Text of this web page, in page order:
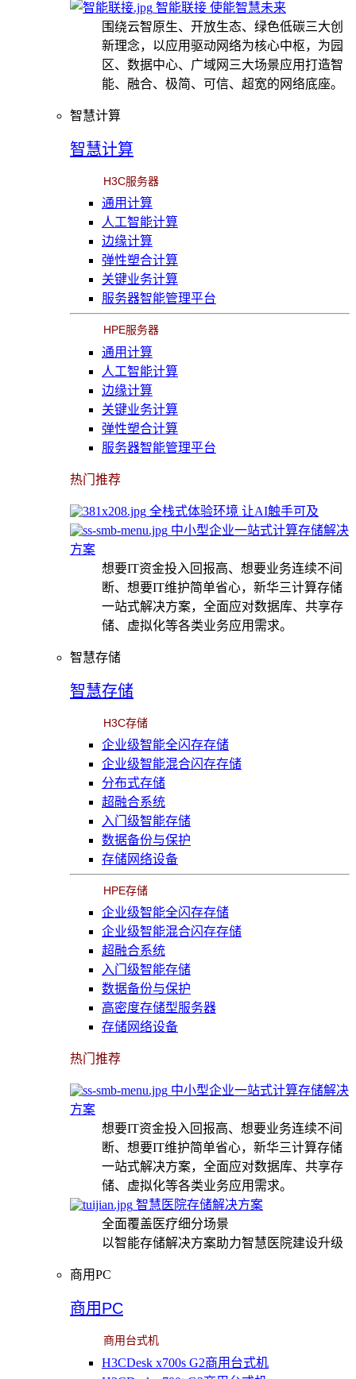
智能联接 使能智慧未来
围绕云智原生、开放生态、绿色低碳三大创
新理念，以应用驱动网络为核心中枢，为园
区、数据中心、广域网三大场景应用打造智
能、融合、极简、可信、超宽的网络底座。
智慧计算
智慧计算
H3C服务器
通用计算
人工智能计算
边缘计算
弹性塑合计算
关键业务计算
服务器智能管理平台
HPE服务器
通用计算
人工智能计算
边缘计算
关键业务计算
弹性塑合计算
服务器智能管理平台
热门推荐
全栈式体验环境 让AI触手可及
中小型企业一站式计算存储解决
方案
想要IT资金投入回报高、想要业务连续不间
断、想要IT维护简单省心，新华三计算存储
一站式解决方案，全面应对数据库、共享存
储、虚拟化等各类业务应用需求。
智慧存储
智慧存储
H3C存储
企业级智能全闪存存储
企业级智能混合闪存存储
分布式存储
超融合系统
入门级智能存储
数据备份与保护
存储网络设备
HPE存储
企业级智能全闪存存储
企业级智能混合闪存存储
超融合系统
入门级智能存储
数据备份与保护
高密度存储型服务器
存储网络设备
热门推荐
中小型企业一站式计算存储解决
方案
想要IT资金投入回报高、想要业务连续不间
断、想要IT维护简单省心，新华三计算存储
一站式解决方案，全面应对数据库、共享存
储、虚拟化等各类业务应用需求。
智慧医院存储解决方案
全面覆盖医疗细分场景
以智能存储解决方案助力智慧医院建设升级
商用PC
商用PC
商用台式机
H3CDesk x700s G2商用台式机